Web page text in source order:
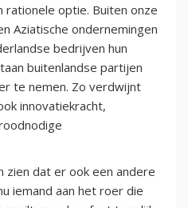
optie. Buiten onze
Aziatische ondernemingen
bedrijven hun
buitenlandse partijen
te nemen. Zo verdwijnt
innovatiekracht,
zien dat er ook een andere
iemand aan het roer die